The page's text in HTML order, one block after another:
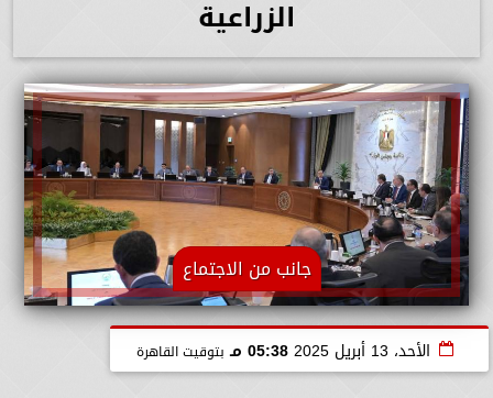
الزراعية
جانب من الاجتماع
الأحد، 13 أبريل 2025 05:38 مـ بتوقيت القاهرة